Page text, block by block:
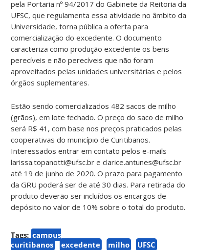
pela Portaria nº 94/2017 do Gabinete da Reitoria da
UFSC, que regulamenta essa atividade no âmbito da
Universidade, torna pública a oferta para
comercialização do excedente. O documento
caracteriza como produção excedente os bens
perecíveis e não perecíveis que não foram
aproveitados pelas unidades universitárias e pelos
órgãos suplementares.
Estão sendo comercializados 482 sacos de milho
(grãos), em lote fechado. O preço do saco de milho
será R$ 41, com base nos preços praticados pelas
cooperativas do município de Curitibanos.
Interessados entrar em contato pelos e-mails
larissa.topanotti@ufsc.br e clarice.antunes@ufsc.br
até 19 de junho de 2020. O prazo para pagamento
da GRU poderá ser de até 30 dias. Para retirada do
produto deverão ser incluídos os encargos de
depósito no valor de 10% sobre o total do produto.
Tags: campus
curitibanos
excedente milho UFSC